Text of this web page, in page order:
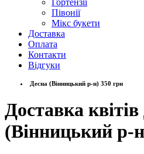
Гортензії
Півонії
Мікс букети
Доставка
Оплата
Контакти
Відгуки
Десна (Вінницький р-н) 350 грн
Доставка
(Вінницький р-